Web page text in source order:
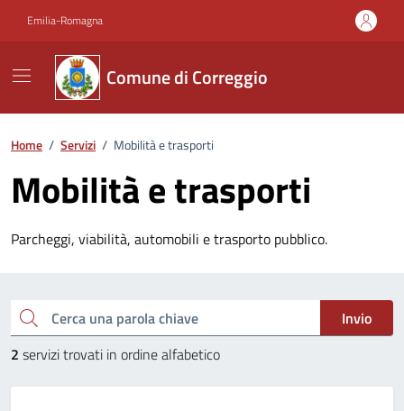
Emilia-Romagna
Comune di Correggio
Home / Servizi / Mobilità e trasporti
Mobilità e trasporti
Parcheggi, viabilità, automobili e trasporto pubblico.
Cerca una parola chiave
Invio
2 servizi trovati in ordine alfabetico